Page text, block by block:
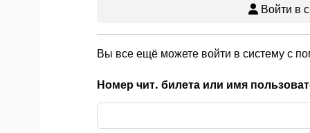
Войти в
Вы все ещё можете войти в систему с
Номер чит. билета или имя